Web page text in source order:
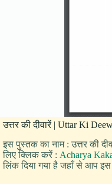
उत्तर की दीवारें | Uttar Ki
इस पुस्तक का नाम : उत्तर की
लिए क्लिक करें : Acharya
लिंक दिया गया है जहाँ से आप